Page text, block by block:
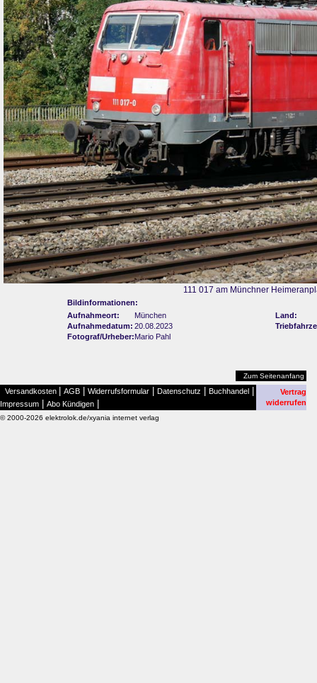
111 017 am Münchner
Bildinformationen:
Aufnahmeort:
München
Land:
Aufnahmedatum: 20.08.2023
Fotograf/Urheber:Mario Pahl
Zum Seitenanfang
Versandkosten AGB Widerrufsformular Datenschutz Buchhandel
Impressum Abo Kündigen
Vertrag
widerrufen
© 2000-2026 elektrolok.de/xyania internet verlag